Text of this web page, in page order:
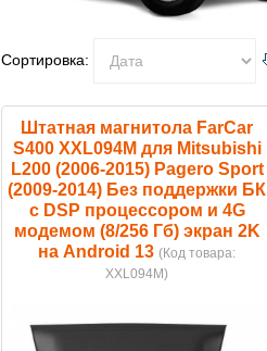
Сортировка:
Штатная магнитола FarCar
S400 XXL094M для Mitsubishi
L200 (2006-2015) Pagero Sport
(2009-2014) Без поддержки БК
с DSP процессором и 4G
модемом (8/256 Гб) экран 2K
на Android 13 (Код товара:
XXL094M)